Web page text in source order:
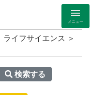
メニュー
ライフサイエンス ＞
検索する